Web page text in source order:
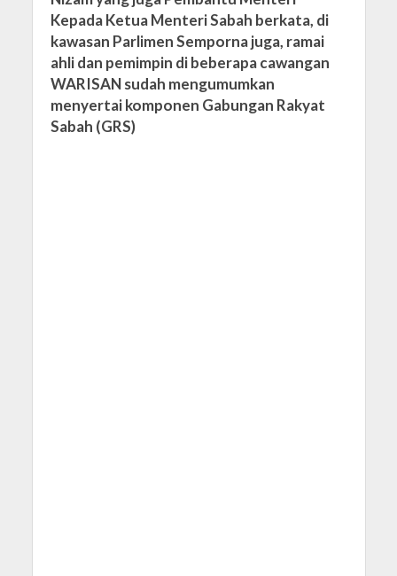
Kepada Ketua Menteri Sabah berkata, di
kawasan Parlimen Semporna juga, ramai
ahli dan pemimpin di beberapa cawangan
WARISAN sudah mengumumkan
menyertai komponen Gabungan Rakyat
Sabah (GRS)